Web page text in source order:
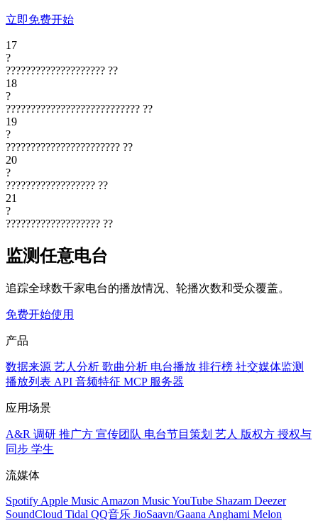
立即免费开始
17
?
???????????????????? ??
18
?
??????????????????????????? ??
19
?
??????????????????????? ??
20
?
?????????????????? ??
21
?
??????????????????? ??
监测任意电台
追踪全球数千家电台的播放情况、轮播次数和受众覆盖。
免费开始使用
产品
数据来源 艺人分析 歌曲分析 电台播放 排行榜 社交媒体监测
播放列表 API 音频特征 MCP 服务器
应用场景
A&R 调研 推广方 宣传团队 电台节目策划 艺人 版权方 授权与
同步 学生
流媒体
Spotify Apple Music Amazon MusicYouTube Shazam Deezer
SoundCloud Tidal QQ音乐 JioSaavn/Gaana Anghami Melon